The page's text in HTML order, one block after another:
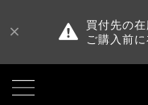
買付先の
ご購入前